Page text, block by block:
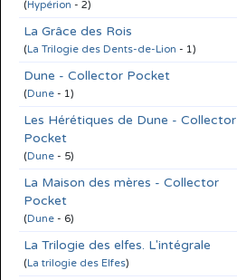
(Hypérion - 2)
La Grâce des Rois
(La Trilogie des Dents-de-Lion - 1)
Dune - Collector Pocket
(Dune - 1)
Les Hérétiques de Dune - Collector
Pocket
(Dune - 5)
La Maison des mères - Collector
Pocket
(Dune - 6)
La Trilogie des elfes. L'intégrale
(La trilogie des Elfes)